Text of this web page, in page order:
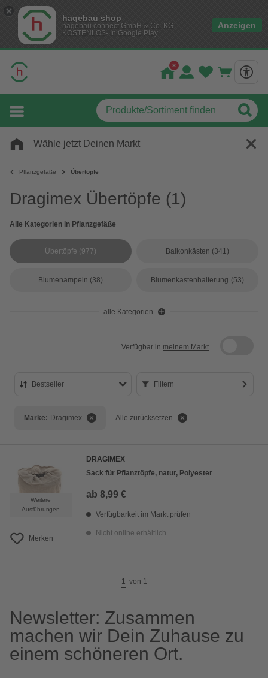
hagebau shop
hagebau connect GmbH & Co. KG
KOSTENLOS- In Google Play
Anzeigen
Wähle jetzt Deinen Markt
Pflanzgefäße Übertöpfe
Dragimex Übertöpfe (1)
Alle Kategorien in Pflanzgefäße
Übertöpfe (977) Balkonkästen (341)
Blumenampeln (38) Blumenkastenhalterung (53)
alle Kategorien
Verfügbar in meinem Markt
Bestseller
Bewertung
Filtern
Marke: Dragimex Alle zurücksetzen
Weitere
Ausführungen
Merken
DRAGIMEX
Sack für Pflanztöpfe, natur, Polyester
ab 8,99 €
Verfügbarkeit im Markt prüfen
Nicht online erhältlich
1 von 1
Newsletter: Zusammen
machen wir Dein Zuhause zu
einem schöneren Ort.